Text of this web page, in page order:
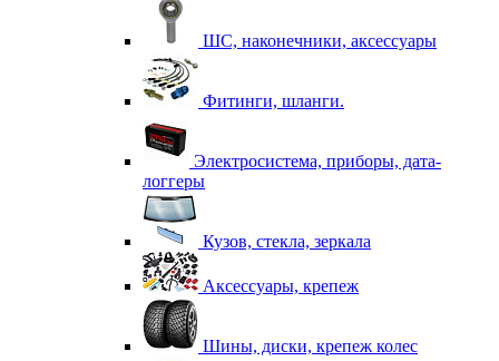
ШС, наконечники, аксессуары
Фитинги, шланги.
Электросистема, приборы, дата-
логгеры
Кузов, стекла, зеркала
Аксессуары, крепеж
Шины, диски, крепеж колес